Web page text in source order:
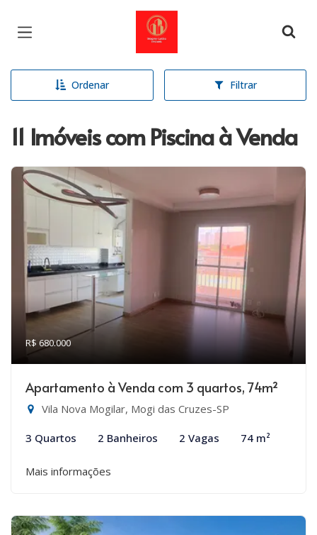
Página inicial
Ordenar Filtrar
11 Imóveis com Piscina à Venda
R$ 680.000
Apartamento à Venda com 3 quartos, 74m²
Vila Nova Mogilar, Mogi das Cruzes-SP
3 Quartos 2 Banheiros 2 Vagas 74 m²
Mais informações